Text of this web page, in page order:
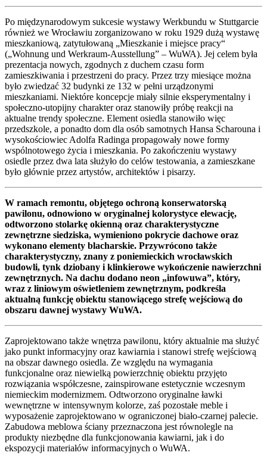
Po międzynarodowym sukcesie wystawy Werkbundu w Stuttgarcie
również we Wrocławiu zorganizowano w roku 1929 dużą wystawę
mieszkaniową, zatytułowaną „Mieszkanie i miejsce pracy“
(„Wohnung und Werkraum-Ausstellung” – WuWA). Jej celem była
prezentacja nowych, zgodnych z duchem czasu form
zamieszkiwania i przestrzeni do pracy. Przez trzy miesiące można
było zwiedzać 32 budynki ze 132 w pełni urządzonymi
mieszkaniami. Niektóre koncepcje miały silnie eksperymentalny i
społeczno-utopijny charakter oraz stanowiły próbę reakcji na
aktualne trendy społeczne. Element osiedla stanowiło więc
przedszkole, a ponadto dom dla osób samotnych Hansa Scharouna i
wysokościowiec Adolfa Radinga propagowały nowe formy
wspólnotowego życia i mieszkania. Po zakończeniu wystawy
osiedle przez dwa lata służyło do celów testowania, a zamieszkane
było głównie przez artystów, architektów i pisarzy.
W ramach remontu, objętego ochroną konserwatorską
pawilonu, odnowiono w oryginalnej kolorystyce elewację,
odtworzono stolarkę okienną oraz charakterystyczne
zewnętrzne siedziska, wymieniono pokrycie dachowe oraz
wykonano elementy blacharskie. Przywrócono także
charakterystyczny, znany z poniemieckich wrocławskich
budowli, tynk dziobany i klinkierowe wykończenie nawierzchni
zewnętrznych. Na dachu dodano neon „infowuwa”, który,
wraz z liniowym oświetleniem zewnętrznym, podkreśla
aktualną funkcję obiektu stanowiącego strefę wejściową do
obszaru dawnej wystawy WuWA.
Zaprojektowano także wnętrza pawilonu, który aktualnie ma służyć
jako punkt informacyjny oraz kawiarnia i stanowi strefę wejściową
na obszar dawnego osiedla. Ze względu na wymagania
funkcjonalne oraz niewielką powierzchnię obiektu przyjęto
rozwiązania współczesne, zainspirowane estetycznie wczesnym
niemieckim modernizmem. Odtworzono oryginalne ławki
wewnętrzne w intensywnym kolorze, zaś pozostałe meble i
wyposażenie zaprojektowano w ograniczonej biało-czarnej palecie.
Zabudowa meblowa ściany przeznaczona jest równolegle na
produkty niezbędne dla funkcjonowania kawiarni, jak i do
ekspozycji materiałów informacyjnych o WuWA.